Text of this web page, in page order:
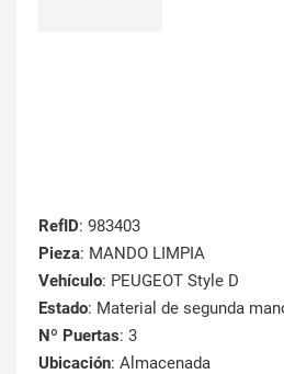
RefID: 983403
Pieza: MANDO LIMPIA
Vehículo: PEUGEOT Style D
Estado: Material de segunda
Nº Puertas: 3
Ubicación: Almacenada